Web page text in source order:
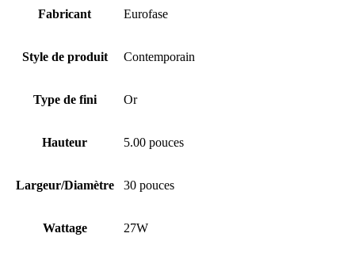
Fabricant Eurofase
Style de produit Contemporain
Type de fini Or
Hauteur 5.00 pouces
Largeur/Diamètre 30 pouces
Wattage 27W